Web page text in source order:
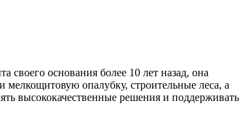
основания более 10 лет назад, она
опалубку, строительные леса, а
высококачественные решения и поддерживать